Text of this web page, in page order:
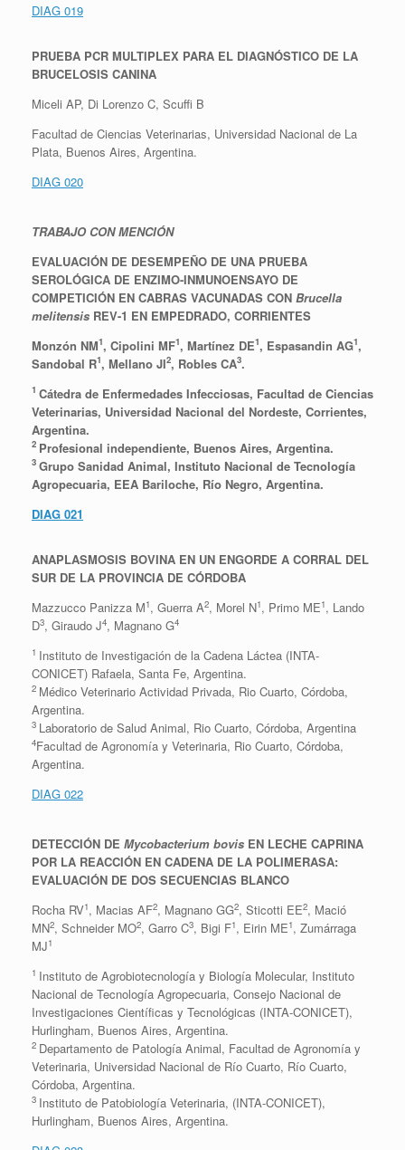
DIAG 019
PRUEBA PCR MULTIPLEX PARA EL DIAGNÓSTICO DE LA
BRUCELOSIS CANINA
Miceli AP, Di Lorenzo C, Scuffi B
Facultad de Ciencias Veterinarias, Universidad Nacional de La
Plata, Buenos Aires, Argentina.
DIAG 020
TRABAJO CON MENCIÓN
EVALUACIÓN DE DESEMPEÑO DE UNA PRUEBA
SEROLÓGICA DE ENZIMO-INMUNOENSAYO DE
COMPETICIÓN EN CABRAS VACUNADAS CON Brucella
melitensis REV-1 EN EMPEDRADO, CORRIENTES
Monzón NM1, Cipolini MF1, Martínez DE1, Espasandin AG1,
Sandobal R1, Mellano JI2, Robles CA3.
1 Cátedra de Enfermedades Infecciosas, Facultad de Ciencias
Veterinarias, Universidad Nacional del Nordeste, Corrientes,
Argentina.
2 Profesional independiente, Buenos Aires, Argentina.
3 Grupo Sanidad Animal, Instituto Nacional de Tecnología
Agropecuaria, EEA Bariloche, Río Negro, Argentina.
DIAG 021
ANAPLASMOSIS BOVINA EN UN ENGORDE A CORRAL DEL
SUR DE LA PROVINCIA DE CÓRDOBA
Mazzucco Panizza M1, Guerra A2, Morel N1, Primo ME1, Lando
D3, Giraudo J4, Magnano G4
1 Instituto de Investigación de la Cadena Láctea (INTA-
CONICET) Rafaela, Santa Fe, Argentina.
2 Médico Veterinario Actividad Privada, Rio Cuarto, Córdoba,
Argentina.
3 Laboratorio de Salud Animal, Rio Cuarto, Córdoba, Argentina
4Facultad de Agronomía y Veterinaria, Rio Cuarto, Córdoba,
Argentina.
DIAG 022
DETECCIÓN DE Mycobacterium bovis EN LECHE CAPRINA
POR LA REACCIÓN EN CADENA DE LA POLIMERASA:
EVALUACIÓN DE DOS SECUENCIAS BLANCO
Rocha RV1, Macias AF2, Magnano GG2, Sticotti EE2, Mació
MN2, Schneider MO2, Garro C3, Bigi F1, Eirin ME1, Zumárraga
MJ1
1 Instituto de Agrobiotecnología y Biología Molecular, Instituto
Nacional de Tecnología Agropecuaria, Consejo Nacional de
Investigaciones Científicas y Tecnológicas (INTA-CONICET),
Hurlingham, Buenos Aires, Argentina.
2 Departamento de Patología Animal, Facultad de Agronomía y
Veterinaria, Universidad Nacional de Río Cuarto, Río Cuarto,
Córdoba, Argentina.
3 Instituto de Patobiología Veterinaria, (INTA-CONICET),
Hurlingham, Buenos Aires, Argentina.